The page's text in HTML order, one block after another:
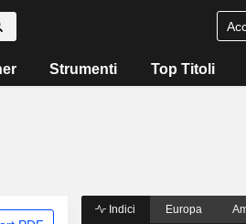
Strumenti Top Titoli
Indici Europa